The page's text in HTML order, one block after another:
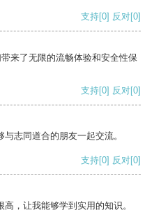
支持[0] 反对[0]
来了无限的流畅体验和安全性保
支持[0] 反对[0]
志同道合的朋友一起交流。
支持[0] 反对[0]
，让我能够学到实用的知识。